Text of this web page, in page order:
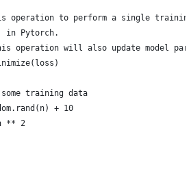
operation to perform a single
in Pytorch.
operation will also update model
training data
+ 10
** 2